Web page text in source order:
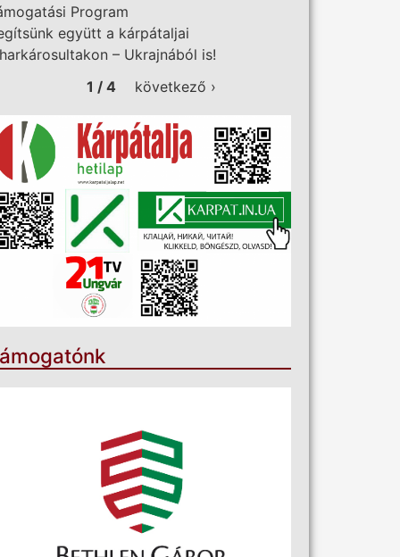
Program
együtt a kárpátaljai
– Ukrajnából is!
1 / 4
következő ›